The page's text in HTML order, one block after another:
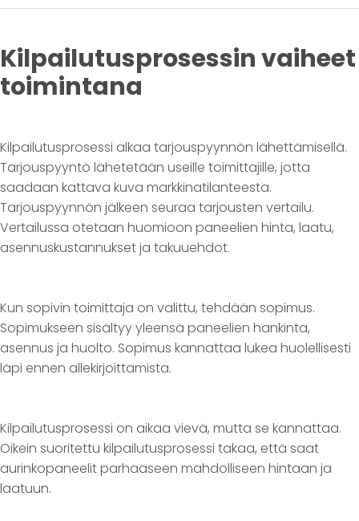
Kilpailutusprosessin vaiheet
toimintana
Kilpailutusprosessi alkaa tarjouspyynnön lähettämisellä.
Tarjouspyyntö lähetetään useille toimittajille, jotta
saadaan kattava kuva markkinatilanteesta.
Tarjouspyynnön jälkeen seuraa tarjousten vertailu.
Vertailussa otetaan huomioon paneelien hinta, laatu,
asennuskustannukset ja takuuehdot.
Kun sopivin toimittaja on valittu, tehdään sopimus.
Sopimukseen sisältyy yleensä paneelien hankinta,
asennus ja huolto. Sopimus kannattaa lukea huolellisesti
läpi ennen allekirjoittamista.
Kilpailutusprosessi on aikaa vievä, mutta se kannattaa.
Oikein suoritettu kilpailutusprosessi takaa, että saat
aurinkopaneelit parhaaseen mahdolliseen hintaan ja
laatuun.